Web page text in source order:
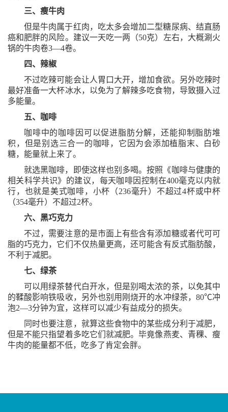
三、瘦牛肉
但是牛肉属于红肉，吃太多会增加二型糖尿病、结直肠
癌和肥胖的风险。建议一天吃一两（50克）左右，大概涮火
锅的牛肉卷3—4卷。
四、辣椒
不过吃辣可能会让人胃口大开，增加食欲。另外吃辣时
最好准备一大杯冰水，以免为了解辣多吃食物，导致摄入过
多能量。
五、咖啡
咖啡中的咖啡因可以促进脂肪分解，还能抑制脂肪堆
积，但是别选三合一的咖啡，它因为会添加植脂末、白砂
糖，能量就上来了。
就选黑咖啡，即使这样也别多喝。按照《咖啡与健康的
相关科学共识》的建议，每天咖啡因控制在400毫克以内就
行，也就是美式咖啡，小杯（236毫升）不超过4杯或中杯
（354毫升）不超过2杯。
六、黑巧克力
不过，需要注意的是市面上有些含有添加糖或者代可可
脂的巧克力，它们不仅热量更高，还可能含有反式脂肪酸，
不利于减肥。
七、绿茶
可以用绿茶替代白开水，但是别喝太浓的茶，以免其中
的鞣酸影响铁吸收，另外也别用刚烧开的水冲绿茶， 80℃冲
泡2—3分钟为宜，这样可以减少有益成分的损失。
同时也要注意，就算这些食物中的某些成分利于减肥，
但是不能只指望着多吃它们就减肥。毕竟像燕麦、青稞、瘦
牛肉的能量都不低，吃多了肯定会胖。